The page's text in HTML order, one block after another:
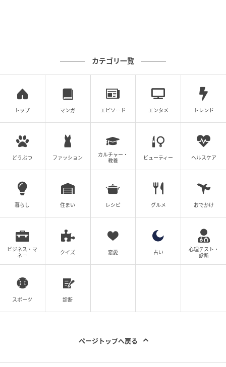
実際の使用感もかなり優秀。シリコン特有の伸縮性の
おかげで、50g入りのチューブにもしっかりフィッ
ト。
カバンの中で多少ぶつかってもキャップが外れにく
く、液漏れの心配がほぼありません。
カテゴリ一覧
トップ マンガ エピソード エンタメ トレンド
どうぶつ ファッション
カルチャー・
教養
ビューティー ヘルスケア
暮らし 住まい レシピ グルメ おでかけ
ビジネス・マ
ネー
クイズ 恋愛 占い
心理テスト・
診断
スポーツ 診断
ページトップへ戻る